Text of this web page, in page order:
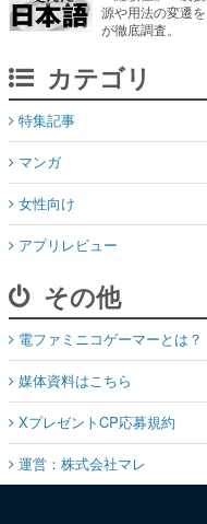
マンガ
女性向け
アプリレビュー
その他
電ファミニコゲーマーとは？
媒体資料はこちら
XプレゼントCP応募規約
運営：株式会社マレ